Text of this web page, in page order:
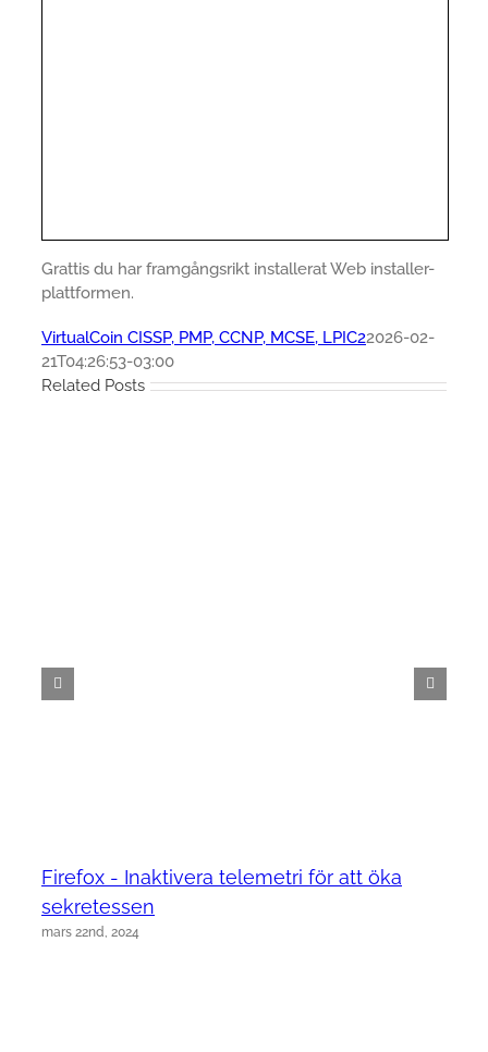
Grattis du har framgångsrikt installerat Web installer-
plattformen.
VirtualCoin CISSP, PMP, CCNP, MCSE, LPIC22026-02-
21T04:26:53-03:00
Related Posts
Firefox - Inaktivera telemetri för att öka
sekretessen
mars 22nd, 2024